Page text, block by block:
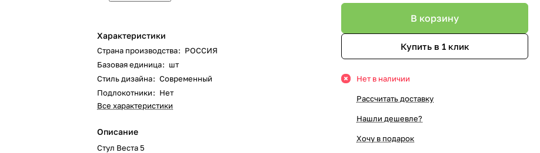
Характеристики
Страна производства: РОССИЯ
Базовая единица: шт
Стиль дизайна: Современный
Подлокотники: Нет
Все характеристики
Описание
Стул Веста 5
В корзину
Купить в 1 клик
Нет в наличии
Рассчитать доставку
Нашли дешевле?
Хочу в подарок